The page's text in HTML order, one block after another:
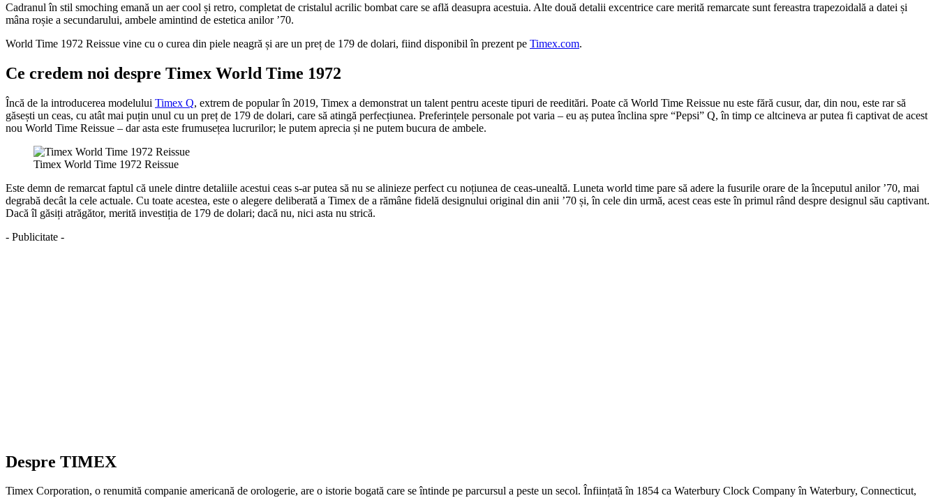
Cadranul în stil smoching emană un aer cool și retro, completat de cristalul acrilic bombat care se află deasupra acestuia. Alte două detalii excentrice care merită remarcate sunt fereastra trapezoidală a datei și
mâna roșie a secundarului, ambele amintind de estetica anilor ’70.
World Time 1972 Reissue vine cu o curea din piele neagră și are un preț de 179 de dolari, fiind disponibil în prezent pe Timex.com.
Ce credem noi despre Timex World Time 1972
Încă de la introducerea modelului Timex Q, extrem de popular în 2019, Timex a demonstrat un talent pentru aceste tipuri de reeditări. Poate că World Time Reissue nu este fără cusur, dar, din nou, este rar să
găsești un ceas, cu atât mai puțin unul cu un preț de 179 de dolari, care să atingă perfecțiunea. Preferințele personale pot varia – eu aș putea înclina spre “Pepsi” Q, în timp ce altcineva ar putea fi captivat de acest
nou World Time Reissue – dar asta este frumusețea lucrurilor; le putem aprecia și ne putem bucura de ambele.
Timex World Time 1972 Reissue
Este demn de remarcat faptul că unele dintre detaliile acestui ceas s-ar putea să nu se alinieze perfect cu noțiunea de ceas-unealtă. Luneta world time pare să adere la fusurile orare de la începutul anilor ’70, mai
degrabă decât la cele actuale. Cu toate acestea, este o alegere deliberată a Timex de a rămâne fidelă designului original din anii ’70 și, în cele din urmă, acest ceas este în primul rând despre designul său captivant.
Dacă îl găsiți atrăgător, merită investiția de 179 de dolari; dacă nu, nici asta nu strică.
- Publicitate -
Despre TIMEX
Timex Corporation, o renumită companie americană de orologerie, are o istorie bogată care se întinde pe parcursul a peste un secol. Înființată în 1854 ca Waterbury Clock Company în Waterbury, Connecticut,